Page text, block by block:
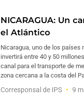
NICARAGUA: Un
el Atlántico
Nicaragua, uno de los países
invertirá entre 40 y 50
canal para el transporte de
zona cercana a la costa del
Corresponsal de IPS 9